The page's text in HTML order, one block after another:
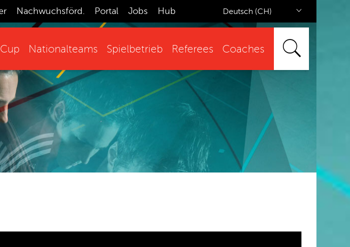
Nachwuchsförd. Portal Jobs Hub Deutsch (CH)
Cup Nationalteams Spielbetrieb Referees Coaches